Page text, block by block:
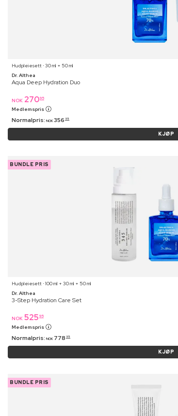
Hudpleiesett ⋅ 30 ml + 50 ml
Dr. Althea
Aqua Deep Hydration Duo
NOK 27095
Medlemspris
Normalpris: NOK 356 95
KJØP
BUNDLE PRIS
Hudpleiesett ⋅ 100 ml + 30 ml + 50 ml
Dr. Althea
3-Step Hydration Care Set
NOK 525 95
Medlemspris
Normalpris: NOK 778 95
KJØP
BUNDLE PRIS